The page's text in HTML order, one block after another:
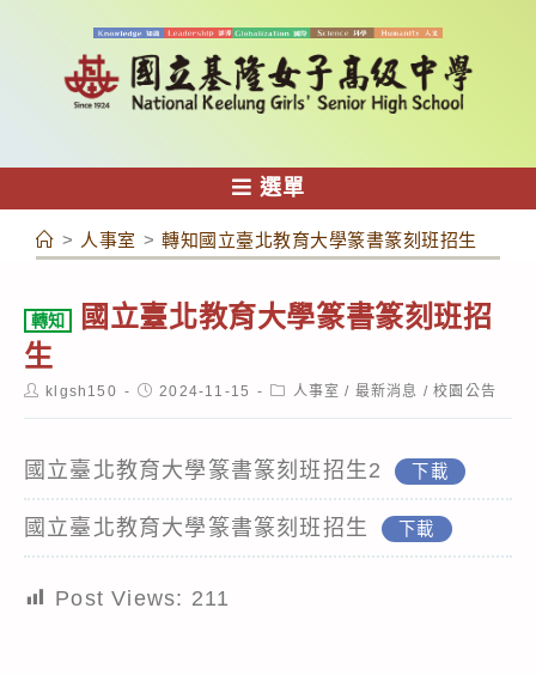
容
選單
> 人事室 > 轉知國立臺北教育大學篆書篆刻班招生
轉知
國立臺北教育大學篆書篆刻班招
生
Postklgsh150
Post2024-11-15
Post人事室 / 最新消息 / 校園公告
國立臺北教育大學篆書篆刻班招生2 下載
國立臺北教育大學篆書篆刻班招生 下載
Post Views: 211